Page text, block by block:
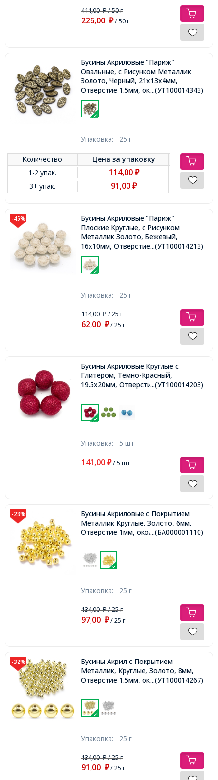
411,00₽/ 50 г
226,00 ₽/ 50 г
Бусины Акриловые "Париж"
Овальные, с Рисунком Металлик
Золото, Черный, 21x13x4мм,
Отверстие 1.5мм, около 30шт/25г,
...(УТ100014343)
Упаковка: 25 г
Количество Цена заупаковку
1-2 упак.
114,00 ₽
3+ упак. 91,00₽
-45%
Бусины Акриловые "Париж"
Плоские Круглые, с Рисунком
Металлик Золото, Бежевый,
16x10мм, Отверстие 1.5мм, около
17шт/25г,
...(УТ100014213)
Упаковка: 25 г
114,00₽/ 25 г
62,00 ₽/ 25 г
Бусины Акриловые Круглые с
Глитером, Темно-Красный,
19.5x20мм, Отверстие 2мм,...(УТ100014203)
Упаковка: 5 шт
141,00 ₽/ 5 шт
-28%
Бусины Акриловые с Покрытием
Металлик Круглые, Золото, 6мм,
Отверстие 1мм, около 190шт/25г,
...(БА000001110)
Упаковка: 25 г
134,00₽/ 25 г
97,00 ₽/ 25 г
-32%
Бусины Акрил с Покрытием
Металлик, Круглые, Золото, 8мм,
Отверстие 1.5мм, около 90шт/25г,
...(УТ100014267)
Упаковка: 25 г
134,00₽/ 25 г
91,00 ₽/ 25 г